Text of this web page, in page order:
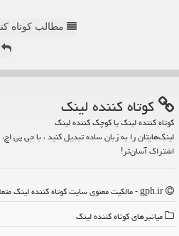
مطالب کوتاه
كوتاه كننده لینك
کوتاه کننده لینک یا کوچک کننده لینک
لینک‌هایتان را به زبان ساده تبدیل کنید ، با جی پی
اشتراک آسان‌تر!
میانبرهای كوتاه كننده لینك